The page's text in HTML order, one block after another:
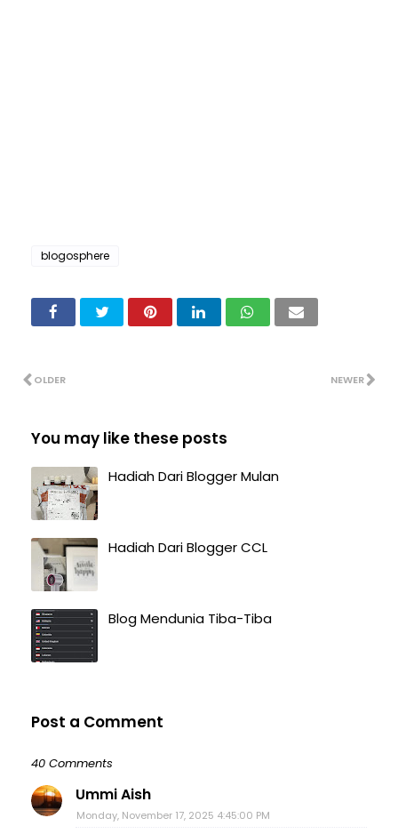
blogosphere
NEWER
OLDER
You may like these posts
Hadiah Dari Blogger Mulan
Hadiah Dari Blogger CCL
Blog Mendunia Tiba-Tiba
Post a Comment
40 Comments
Ummi Aish
Monday, November 17, 2025 4:45:00 PM